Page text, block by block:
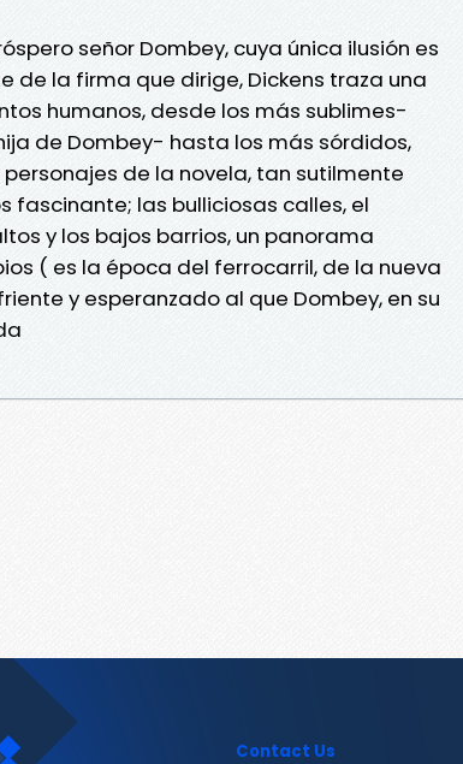
señor Dombey, cuya única ilusión es
de la firma que dirige, Dickens traza una
humanos, desde los más sublimes-
de Dombey- hasta los más sórdidos,
de la novela, tan sutilmente
fascinante; las bulliciosas calles, el
y los bajos barrios, un panorama
( es la época del ferrocarril, de la nueva
y esperanzado al que Dombey, en su
Contact Us